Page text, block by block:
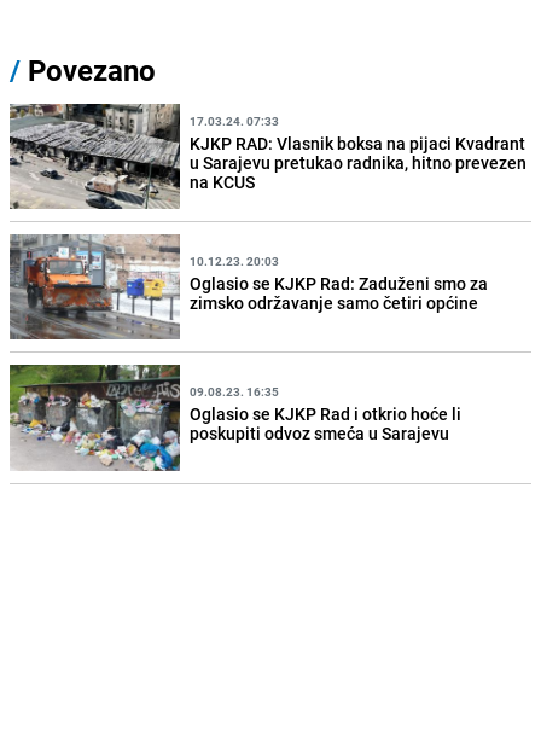
/ Povezano
17.03.24. 07:33
KJKP RAD: Vlasnik boksa na pijaci Kvadrant
u Sarajevu pretukao radnika, hitno prevezen
na KCUS
10.12.23. 20:03
Oglasio se KJKP Rad: Zaduženi smo za
zimsko održavanje samo četiri općine
09.08.23. 16:35
Oglasio se KJKP Rad i otkrio hoće li
poskupiti odvoz smeća u Sarajevu